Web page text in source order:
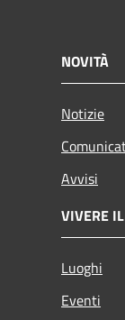
NOVITÀ
Notizie
Avvisi
VIVERE
Luoghi
Eventi